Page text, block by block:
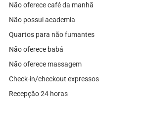
Não oferece café da manhã
Não possui academia
Quartos para não fumantes
Não oferece babá
Não oferece massagem
Check-in/checkout expressos
Recepção 24 horas